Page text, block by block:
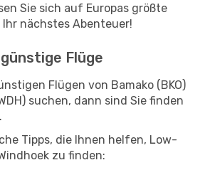
Sie sich auf Europas größte
nächstes Abenteuer!
Flüge
Flügen von Bamako (BKO)
suchen, dann sind Sie finden
Tipps, die Ihnen helfen, Low-
zu finden: